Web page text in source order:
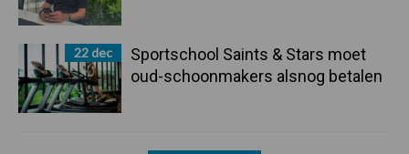
22 dec
Sportschool Saints & Stars moet
oud-schoonmakers alsnog betalen